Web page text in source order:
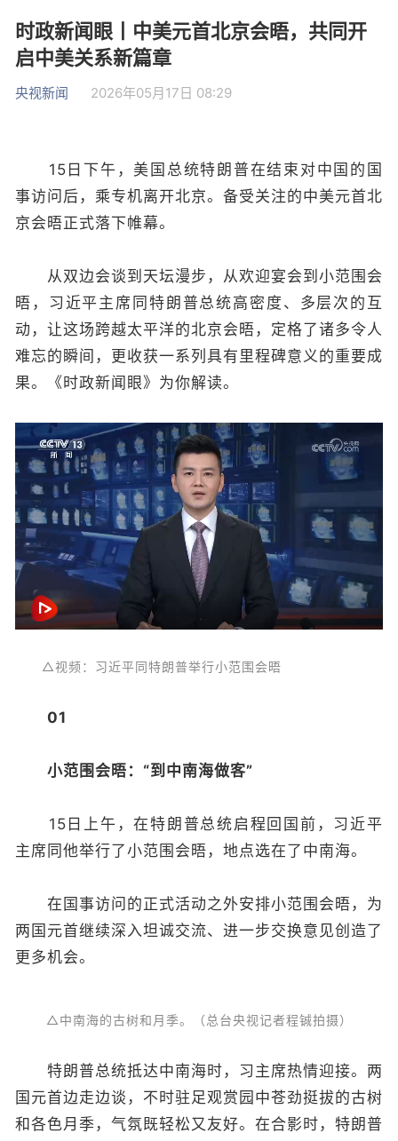
时政新闻眼丨中美元首北京会晤，共同开
启中美关系新篇章
央视新闻 2026年05月17日 08:29
15日下午，美国总统特朗普在结束对中国的国
事访问后，乘专机离开北京。备受关注的中美元首北
京会晤正式落下帷幕。
从双边会谈到天坛漫步，从欢迎宴会到小范围会
晤，习近平主席同特朗普总统高密度、多层次的互
动，让这场跨越太平洋的北京会晤，定格了诸多令人
难忘的瞬间，更收获一系列具有里程碑意义的重要成
果。《时政新闻眼》为你解读。
△视频：习近平同特朗普举行小范围会晤
01
小范围会晤：“到中南海做客”
15日上午，在特朗普总统启程回国前，习近平
主席同他举行了小范围会晤，地点选在了中南海。
在国事访问的正式活动之外安排小范围会晤，为
两国元首继续深入坦诚交流、进一步交换意见创造了
更多机会。
△中南海的古树和月季。（总台央视记者程铖拍摄）
特朗普总统抵达中南海时，习主席热情迎接。两
国元首边走边谈，不时驻足观赏园中苍劲挺拔的古树
和各色月季，气氛既轻松又友好。在合影时，特朗普